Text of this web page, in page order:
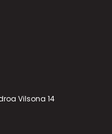
Vilsona 14